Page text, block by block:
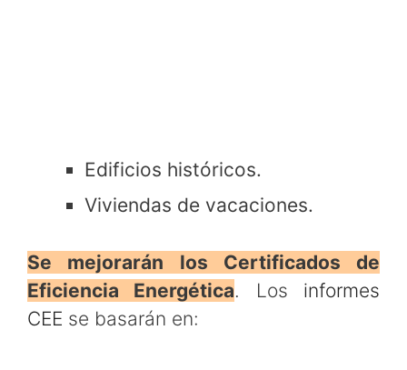
Edificios históricos.
Viviendas de vacaciones.
Se mejorarán los Certificados de
Eficiencia Energética. Los informes
CEE se basarán en: